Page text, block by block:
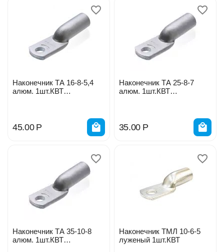
Наконечник ТА 16-8-5,4
алюм. 1шт.КВТ
45.00 Р
Наконечник ТА 25-8-7
алюм. 1шт.КВТ
35.00 Р
Наконечник ТА 35-10-8
алюм. 1шт.КВТ
Наконечник ТМЛ 10-6-5
луженый 1шт.КВТ